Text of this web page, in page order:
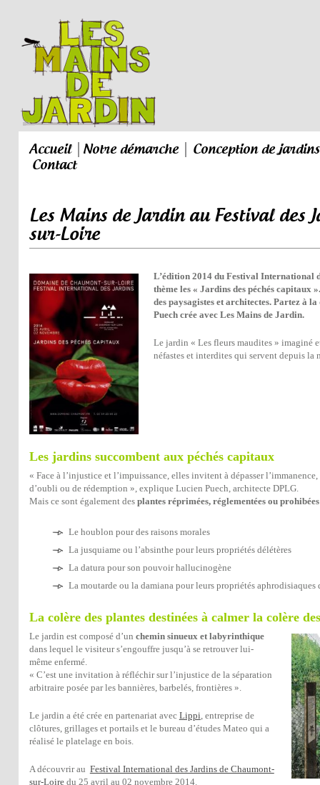
Accueil Notre démarche
Conception de jardins
Contact
Les Mains de Jardin au Festival des
sur-Loire
L’édition 2014 du Festival International
thème les « Jardins des péchés capitaux
des paysagistes et architectes. Partez à
Puech crée avec Les Mains de Jardin.
Le jardin « Les fleurs maudites » imaginé
néfastes et interdites qui servent depuis la
Les jardins succombent aux péchés capitaux
« Face à l’injustice et l’impuissance, elles invitent à dépasser
d’oubli ou de rédemption », explique Lucien Puech, architecte DPLG.
Mais ce sont également des plantes réprimées, réglementées ou prohibées
Le houblon pour des raisons morales
La jusquiame ou l’absinthe pour leurs propriétés délétères
La datura pour son pouvoir hallucinogène
La moutarde ou la damiana pour leurs propriétés
La colère des plantes destinées à calmer la colère
Le jardin est composé d’un chemin sinueux et labyrinthique
dans lequel le visiteur s’engouffre jusqu’à se retrouver lui-
même enfermé.
« C’est une invitation à réfléchir sur l’injustice de la séparation
arbitraire posée par les bannières, barbelés, frontières ».
Le jardin a été crée en partenariat avec Lippi , entreprise de
clôtures, grillages et portails et le bureau d’études Mateo qui a
réalisé le platelage en bois.
A découvrir au Festival International des Jardins de Chaumont-
sur-Loiredu 25 avril au 02 novembre 2014.